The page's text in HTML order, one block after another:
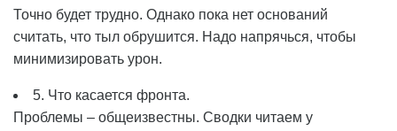
Точно будет трудно. Однако пока нет оснований
считать, что тыл обрушится. Надо напрячься, чтобы
минимизировать урон.
5. Что касается фронта.
Проблемы – общеизвестны. Сводки читаем у